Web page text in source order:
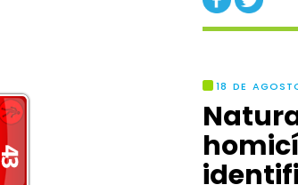
18 DE